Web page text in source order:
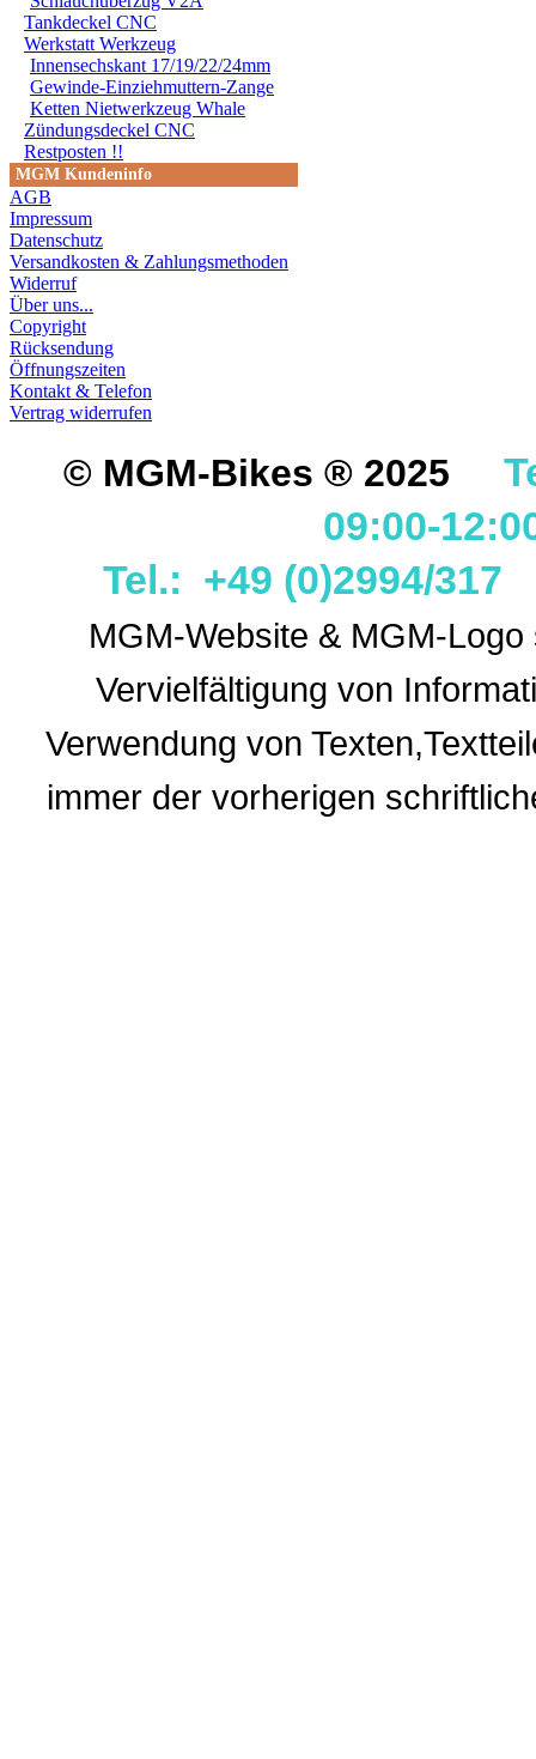
Tankdeckel CNC
Werkstatt Werkzeug
Innensechskant 17/19/22/24mm
Gewinde-Einziehmuttern-Zange
Ketten Nietwerkzeug Whale
Zündungsdeckel CNC
Restposten !!
MGM Kundeninfo
AGB
Impressum
Datenschutz
Versandkosten & Zahlungsmethoden
Widerruf
Über uns...
Copyright
Rücksendung
Öffnungszeiten
Kontakt & Telefon
Vertrag widerrufen
© MGM-Bikes ® 2025
09:00-
Tel.: +49 (0)2994/
MGM-Website & MGM-
Vervielfältigung von
Verwendung von
immer der vorherigen